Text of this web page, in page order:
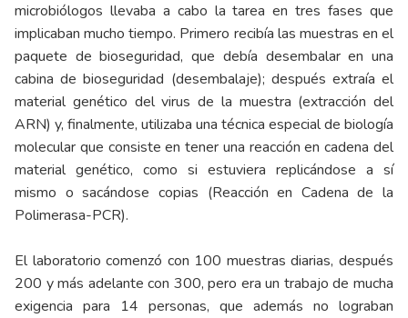
microbiólogos llevaba a cabo la tarea en tres fases que
implicaban mucho tiempo. Primero recibía las muestras en el
paquete de bioseguridad, que debía desembalar en una
cabina de bioseguridad (desembalaje); después extraía el
material genético del virus de la muestra (extracción del
ARN) y, finalmente, utilizaba una técnica especial de biología
molecular que consiste en tener una reacción en cadena del
material genético, como si estuviera replicándose a sí
mismo o sacándose copias (Reacción en Cadena de la
Polimerasa-PCR).
El laboratorio comenzó con 100 muestras diarias, después
200 y más adelante con 300, pero era un trabajo de mucha
exigencia para 14 personas, que además no lograban